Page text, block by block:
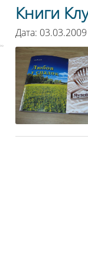
Книги
Дата: